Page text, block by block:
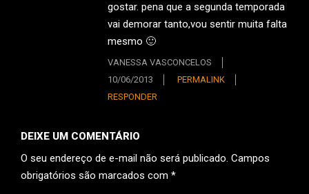
gostar. pena que a segunda temporada
vai demorar tanto,vou sentir muita falta
mesmo 🙂
VANESSA VASCONCELOS
10/06/2013
PERMALINK
RESPONDER
DEIXE UM COMENTÁRIO
O seu endereço de e-mail não será publicado. Campos
obrigatórios são marcados com *